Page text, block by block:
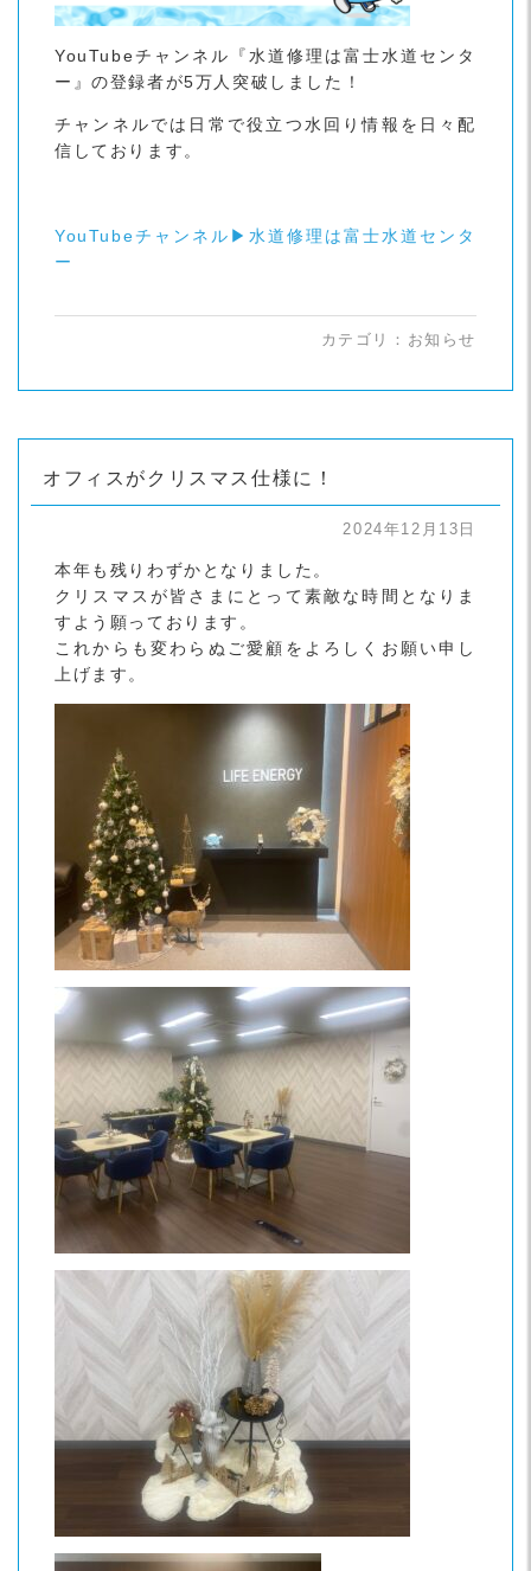
YouTubeチャンネル『水道修理は富士水道センタ
ー』の登録者が5万人突破しました！
チャンネルでは日常で役立つ水回り情報を日々配
信しております。
YouTubeチャンネル▶水道修理は富士水道センタ
ー
カテゴリ： お知らせ
オフィスがクリスマス仕様に！
2024年12月13日
本年も残りわずかとなりました。
クリスマスが皆さまにとって素敵な時間となりま
すよう願っております。
これからも変わらぬご愛顧をよろしくお願い申し
上げます。